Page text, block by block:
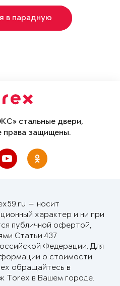
в парадную
стальные двери,
права защищены.
— носит
характер и ни при
публичной офертой,
Статьи 437
Федерации. Для
о стоимости
обращайтесь в
Torex в Вашем городе.